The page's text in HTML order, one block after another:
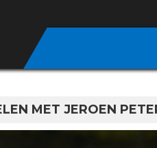
MET JEROEN